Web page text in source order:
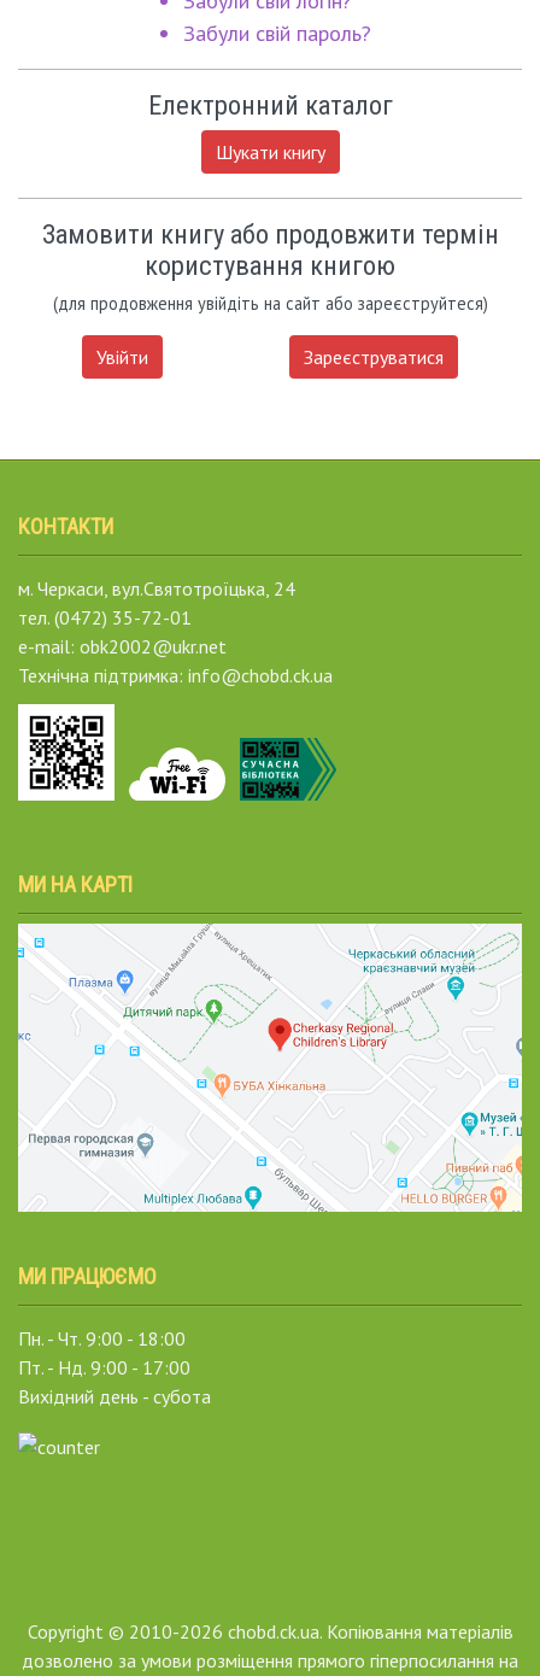
Забули свій пароль?
Електронний каталог
Шукати книгу
Замовити книгу або продовжити термін
користування книгою
(для продовження увійдіть на сайт або зареєструйтеся)
Увійти Зареєструватися
КОНТАКТИ
м. Черкаси, вул.Святотроїцька, 24
тел. (0472) 35-72-01
e-mail: obk2002@ukr.net
Технічна підтримка: info@chobd.ck.ua
МИ НА КАРТІ
МИ ПРАЦЮЄМО
Пн. - Чт. 9:00 - 18:00
Пт. - Нд. 9:00 - 17:00
Вихідний день - субота
Copyright © 2010-2026 chobd.ck.ua. Копіювання матеріалів
дозволено за умови розміщення прямого гіперпосилання на